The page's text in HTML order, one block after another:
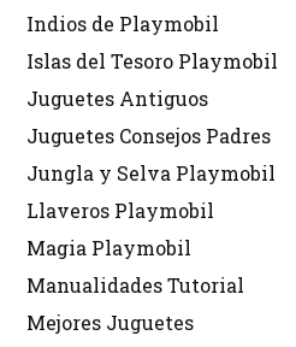
Indios de Playmobil
Islas del Tesoro Playmobil
Juguetes Antiguos
Juguetes Consejos Padres
Jungla y Selva Playmobil
Llaveros Playmobil
Magia Playmobil
Manualidades Tutorial
Mejores Juguetes